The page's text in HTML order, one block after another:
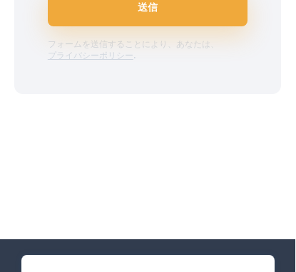
送信
フォームを送信することにより、あなたは、
プライバシーポリシー.